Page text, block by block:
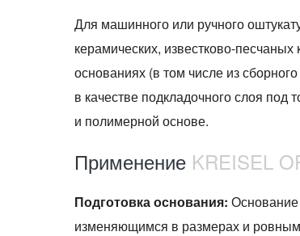
Для машинного или ручного
керамических, известково-
основаниях (в том числе из
в качестве подкладочного слоя
и полимерной основе.
Применение KREISEL
Подготовка основания:
изменяющимся в размерах и